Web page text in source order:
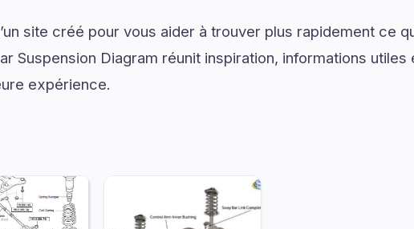
site créé pour vous aider à trouver plus rapidement ce
Suspension Diagram réunit inspiration, informations
expérience.